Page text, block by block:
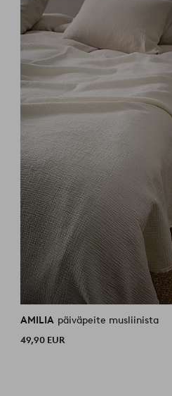
AMILIA päiväpeite musliinista
49,90 EUR